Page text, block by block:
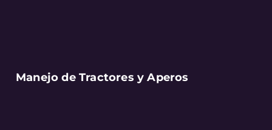
Manejo de Tractores y Aperos